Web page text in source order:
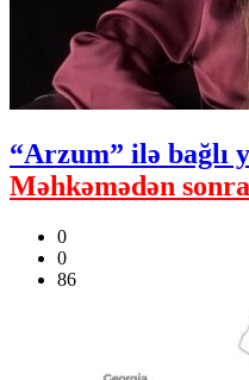
“Arzum” ilə bağlı
Məhkəmədən
0
0
86